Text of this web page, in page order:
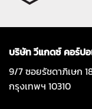
บริษัท วีแกดซ์ คอร์ป
9/7 ซอยรัชดาภิเษก
กรุงเทพฯ 10310